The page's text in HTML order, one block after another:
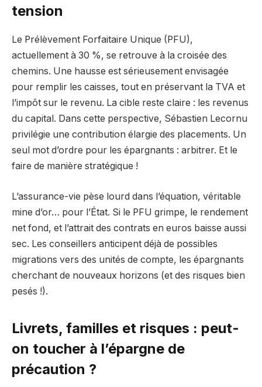
tension
Le Prélèvement Forfaitaire Unique (PFU),
actuellement à 30 %, se retrouve à la croisée des
chemins. Une hausse est sérieusement envisagée
pour remplir les caisses, tout en préservant la TVA et
l’impôt sur le revenu. La cible reste claire : les revenus
du capital. Dans cette perspective, Sébastien Lecornu
privilégie une contribution élargie des placements. Un
seul mot d’ordre pour les épargnants : arbitrer. Et le
faire de manière stratégique !
L’assurance-vie pèse lourd dans l’équation, véritable
mine d’or… pour l’État. Si le PFU grimpe, le rendement
net fond, et l’attrait des contrats en euros baisse aussi
sec. Les conseillers anticipent déjà de possibles
migrations vers des unités de compte, les épargnants
cherchant de nouveaux horizons (et des risques bien
pesés !).
Livrets, familles et risques : peut-
on toucher à l’épargne de
précaution ?